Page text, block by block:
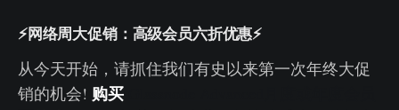
⚡网络周大促销：高级会员六折优惠⚡
从今天开始，请抓住我们有史以来第一次年终大促
销的机会! 购买